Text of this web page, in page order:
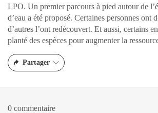
LPO. Un premier parcours à pied autour de
d’eau a été proposé. Certaines personnes ont
d’autres l’ont redécouvert. Et aussi, certains
planté des espèces pour augmenter la
Partager
0 commentaire